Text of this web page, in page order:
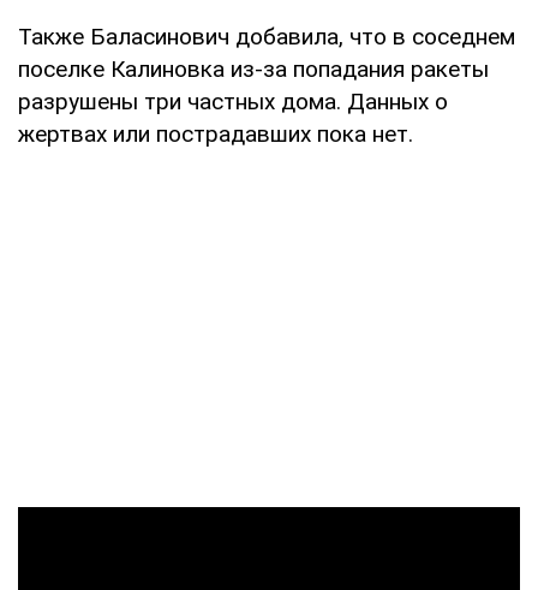
Также Баласинович добавила, что в соседнем
поселке Калиновка из-за попадания ракеты
разрушены три частных дома. Данных о
жертвах или пострадавших пока нет.